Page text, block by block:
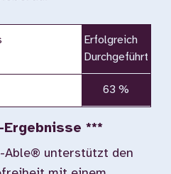
Erfolgreich
Durchgeführt
63 %
***
Able® unterstützt den